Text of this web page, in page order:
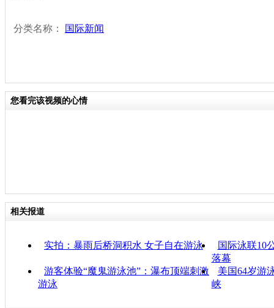
分类名称： 国际新闻
您看完该视频的心情
相关报道
实拍：暴雨后桥洞积水 女子自在游泳
国际泳联10
落幕
游客体验“魔鬼游泳池”：瀑布顶端刺激
游泳
美国64岁游
峡